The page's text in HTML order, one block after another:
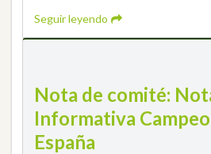
Seguir leyendo
Nota de comité:
Informativa
España